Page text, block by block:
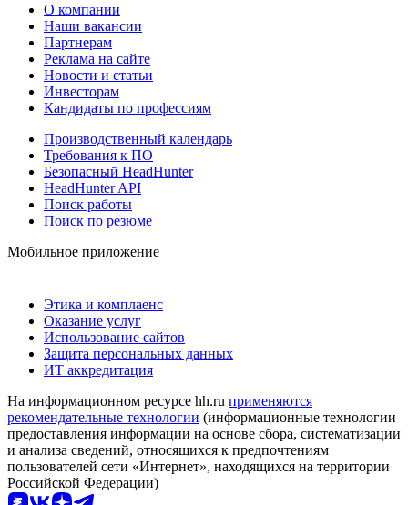
О компании
Наши вакансии
Партнерам
Реклама на сайте
Новости и статьи
Инвесторам
Кандидаты по профессиям
Производственный календарь
Требования к ПО
Безопасный HeadHunter
HeadHunter API
Поиск работы
Поиск по резюме
Мобильное приложение
Этика и комплаенс
Оказание услуг
Использование сайтов
Защита персональных данных
ИТ аккредитация
На информационном ресурсе hh.ru применяются
рекомендательные технологии (информационные технологии
предоставления информации на основе сбора, систематизации
и анализа сведений, относящихся к предпочтениям
пользователей сети «Интернет», находящихся на территории
Российской Федерации)